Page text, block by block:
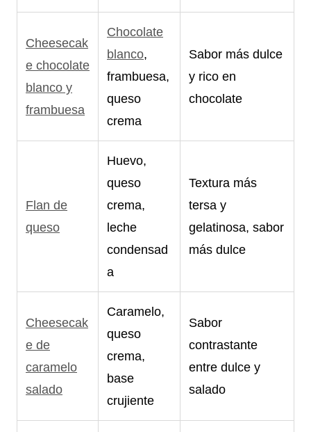
Cheesecak
e chocolate
blanco y
frambuesa
Chocolate
blanco,
frambuesa,
queso
crema
Sabor más dulce
y rico en
chocolate
Flan de
queso
Huevo,
queso
crema,
leche
condensad
a
Textura más
tersa y
gelatinosa, sabor
más dulce
Cheesecak
e de
caramelo
salado
Caramelo,
queso
crema,
base
crujiente
Sabor
contrastante
entre dulce y
salado